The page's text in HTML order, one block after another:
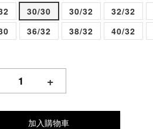
30/30 30/32 32/32
36/32 38/32 40/32
+
加入購物車